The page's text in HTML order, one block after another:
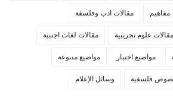
مفاهيم مقالات ادب وفلسفة
مقالات علوم تجريبية مقالات لغات اجنبية
مواضيع اختبار مواضيع متنوعة
فلسفية وسائل الإعلام